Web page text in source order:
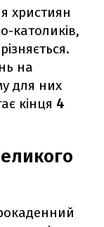
християн
католиків,
на
для них
кінця 4